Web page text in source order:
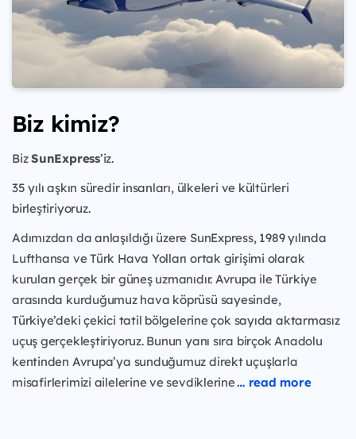
Biz kimiz?
BizSunExpress’iz.
35 yılı aşkın süredir insanları, ülkeleri ve kültürleri
birleştiriyoruz.
Adımızdan da anlaşıldığı üzere SunExpress, 1989 yılında
Lufthansa ve Türk Hava Yolları ortak girişimi olarak
kurulan gerçek bir güneş uzmanıdır. Avrupa ile Türkiye
arasında kurduğumuz hava köprüsü sayesinde,
Türkiye’deki çekici tatil bölgelerine çok sayıda aktarmasız
uçuş gerçekleştiriyoruz. Bunun yanı sıra birçok Anadolu
kentinden Avrupa’ya sunduğumuz direkt uçuşlarla
misafirlerimizi ailelerine ve sevdiklerine… read more